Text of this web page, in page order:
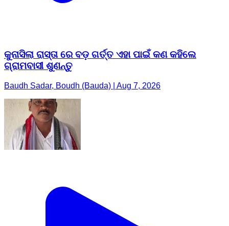
କୁନାସିଲା ରାସ୍ତା ରେ ବଡ଼ ଗର୍ତ୍ତ ଏହା ପାଇଁ କଣ କହିଲେ
ଗ୍ରାମବାସୀ ଶୁଣନ୍ତୁ
Baudh Sadar, Boudh (Bauda) | Aug 7, 2026